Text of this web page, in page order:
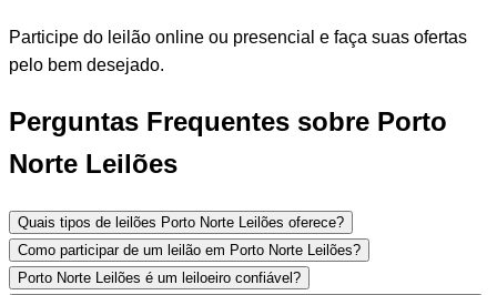
Participe do leilão online ou presencial e faça suas ofertas
pelo bem desejado.
Perguntas Frequentes sobre Porto
Norte Leilões
Quais tipos de leilões Porto Norte Leilões oferece?
Como participar de um leilão em Porto Norte Leilões?
Porto Norte Leilões é um leiloeiro confiável?